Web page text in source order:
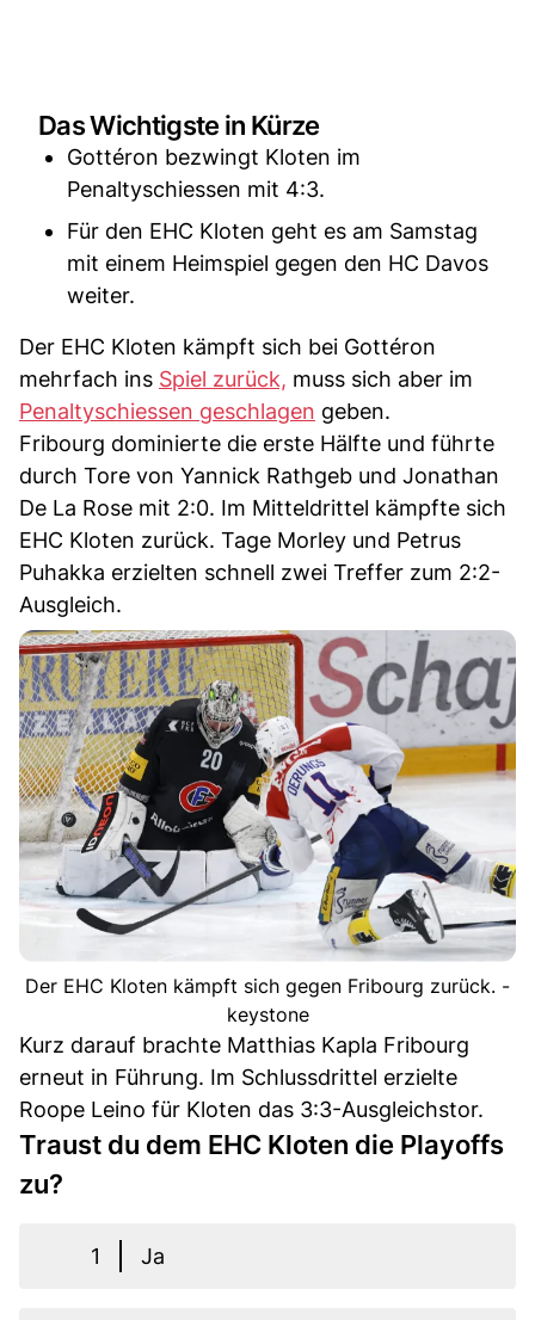
Das Wichtigste in Kürze
Gottéron bezwingt Kloten im
Penaltyschiessen mit 4:3.
Für den EHC Kloten geht es am Samstag
mit einem Heimspiel gegen den HC Davos
weiter.
Der EHC Kloten kämpft sich bei Gottéron
mehrfach ins Spiel zurück, muss sich aber im
Penaltyschiessen geschlagen geben.
Fribourg dominierte die erste Hälfte und führte
durch Tore von Yannick Rathgeb und Jonathan
De La Rose mit 2:0. Im Mitteldrittel kämpfte sich
EHC Kloten zurück. Tage Morley und Petrus
Puhakka erzielten schnell zwei Treffer zum 2:2-
Ausgleich.
Der EHC Kloten kämpft sich gegen Fribourg zurück. -
keystone
Kurz darauf brachte Matthias Kapla Fribourg
erneut in Führung. Im Schlussdrittel erzielte
Roope Leino für Kloten das 3:3-Ausgleichstor.
Traust du dem EHC Kloten die Playoffs
zu?
1 Ja